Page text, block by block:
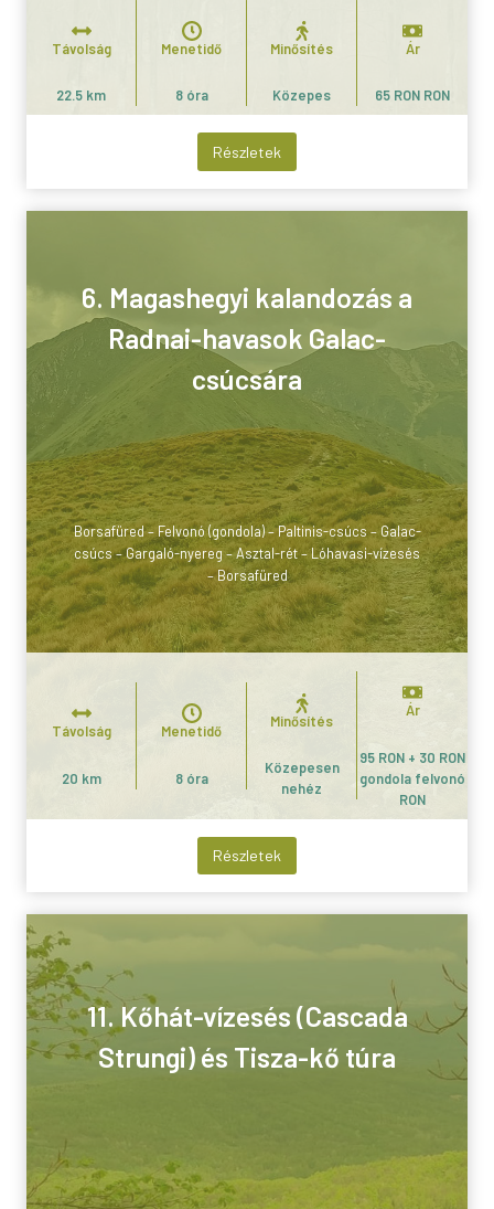
Távolság
22.5 km
Menetidő
8 óra
Minősítés
Közepes
Ár
65 RON RON
Részletek
6. Magashegyi kalandozás a
Radnai-havasok Galac-
csúcsára
Borsafüred – Felvonó (gondola) – Paltinis-csúcs – Galac-
csúcs – Gargaló-nyereg – Asztal-rét – Lóhavasi-vízesés
– Borsafüred
Távolság
20 km
Menetidő
8 óra
Minősítés
Közepesen
nehéz
Ár
95 RON + 30 RON
gondola felvonó
RON
Részletek
11. Kőhát-vízesés (Cascada
Strungi) és Tisza-kő túra